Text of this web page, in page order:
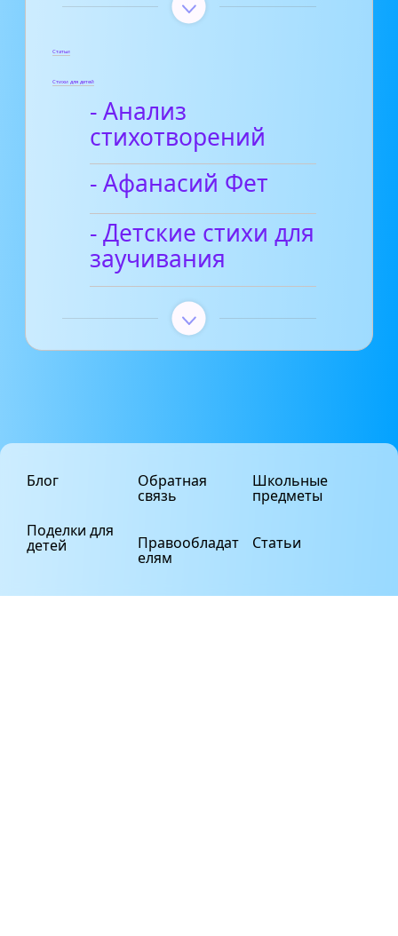
Статьи
Стихи для детей
- Анализ
стихотворений
- Афанасий Фет
- Детские стихи для
заучивания
Блог
Поделки для
детей
Обратная
связь
Правообладат
елям
Школьные
предметы
Статьи